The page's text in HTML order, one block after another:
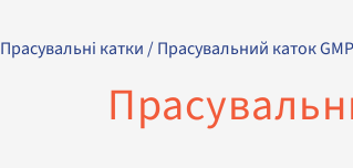
Прасувальні катки/ Прасувальний каток